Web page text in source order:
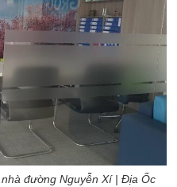
đường Nguyễn Xí | Địa Ốc